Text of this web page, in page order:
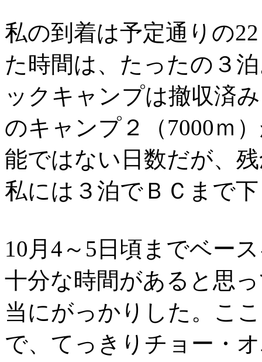
私の到着は予定通りの
た時間は、たったの３
ックキャンプは撤収済
のキャンプ２（7000ｍ
能ではない日数だが、
私には３泊でＢＣまで
10月4～5日頃までベー
十分な時間があると思
当にがっかりした。こ
で、てっきりチョー・